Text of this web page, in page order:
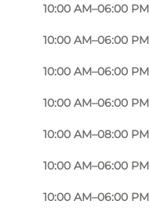
10:00 AM–06:00 PM
10:00 AM–06:00 PM
10:00 AM–06:00 PM
10:00 AM–06:00 PM
10:00 AM–08:00 PM
10:00 AM–06:00 PM
10:00 AM–06:00 PM
Udstillingen er
håndværk og
de klassiske biler
der
tværs af
Car House.
Hunt - en